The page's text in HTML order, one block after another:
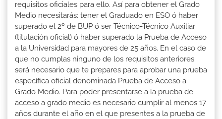
requisitos oficiales para ello. Así para obtener el Grado
Medio necesitarás: tener el Graduado en ESO ó haber
superado el 2º de BUP ó ser Técnico-Técnico Auxiliar
(titulación oficial) ó haber superado la Prueba de Acceso
a la Universidad para mayores de 25 años. En el caso de
que no cumplas ninguno de los requisitos anteriores
será necesario que te prepares para aprobar una prueba
específica oficial denominada Prueba de Acceso a
Grado Medio. Para poder presentarse a la prueba de
acceso a grado medio es necesario cumplir al menos 17
años durante el año en el que presentes a la prueba de